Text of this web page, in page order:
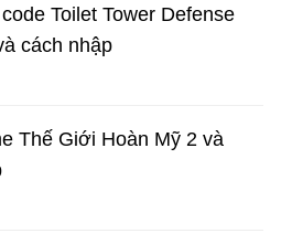
Toilet Tower Defense
cách nhập
Thế Giới Hoàn Mỹ 2 và